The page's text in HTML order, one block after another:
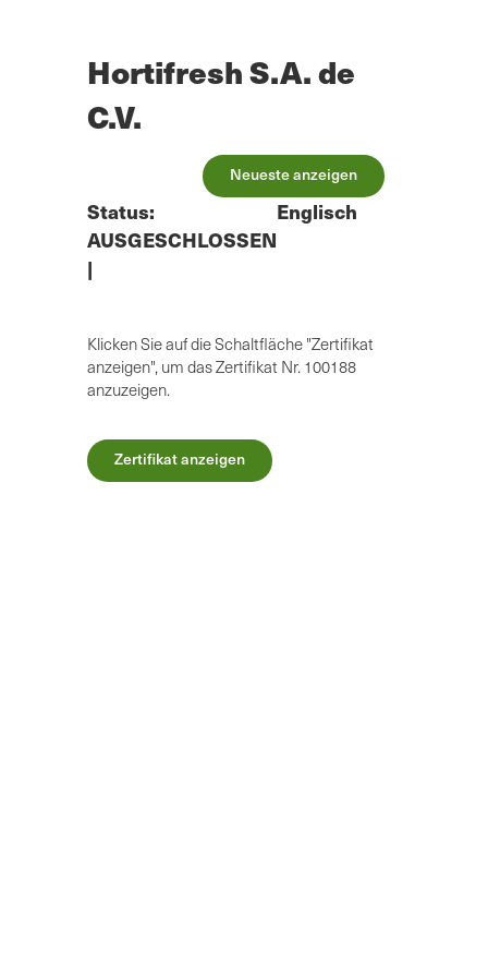
Hortifresh S.A. de
C.V.
Neueste anzeigen
Status:
AUSGESCHLOSSEN
|
Englisch
Klicken Sie auf die Schaltfläche "Zertifikat
anzeigen", um das Zertifikat Nr. 100188
anzuzeigen.
Zertifikat anzeigen